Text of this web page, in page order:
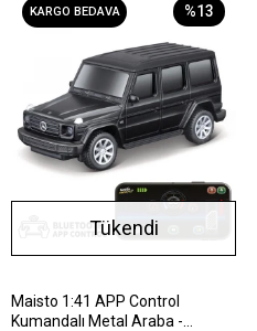
KARGO BEDAVA %13
Tükendi
Maisto 1:41 APP Control
Kumandalı Metal Araba -